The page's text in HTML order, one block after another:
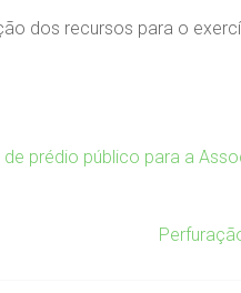
dos recursos para o
prédio público para a